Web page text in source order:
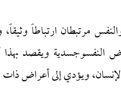
مرتبطان ارتباطاً
النفسوجسدية ويقصد
ويؤدي إلى أعراض